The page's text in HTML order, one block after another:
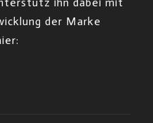
der Marke